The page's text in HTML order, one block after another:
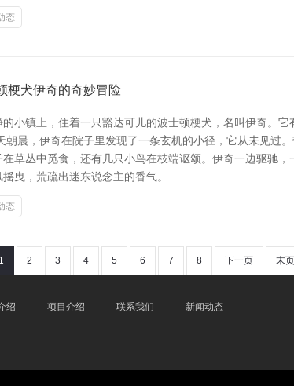
态
梗犬伊奇的奇妙冒险
的小镇上，住着一只豁达可儿的波士顿梗犬，名叫伊奇。
朝晨，伊奇在院子里发现了一条玄机的小径，它从未见过
在草丛中觅食，还有几只小鸟在枝端讴颂。伊奇一边驱驰
曳，荒疏出迷东说念主的香气。
态
1 2 3 4 5 6 7 8 下一页 末页
绍 项目介绍 联系我们 新闻动态